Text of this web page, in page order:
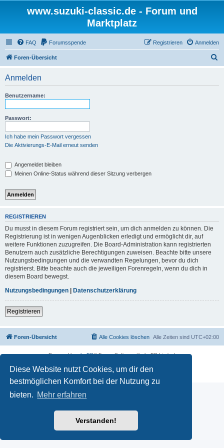
Diese Website nutzt Cookies, um dir den
bestmöglichen Komfort bei der Nutzung zu
bieten. Mehr erfahren
Verstanden!
www.suzuki-classic.de - Forum und
Marktplatz
FAQ Forumsspende Anmelden
Registrieren
Foren-Übersicht
Anmelden
Benutzername:
Passwort:
Ich habe mein Passwort vergessen
Die Aktivierungs-E-Mail erneut senden
Angemeldet bleiben
Meinen Online-Status während dieser Sitzung verbergen
REGISTRIEREN
Du musst in diesem Forum registriert sein, um dich anmelden zu können. Die
Registrierung ist in wenigen Augenblicken erledigt und ermöglicht dir, auf
weitere Funktionen zuzugreifen. Die Board-Administration kann registrierten
Benutzern auch zusätzliche Berechtigungen zuweisen. Beachte bitte unsere
Nutzungsbedingungen und die verwandten Regelungen, bevor du dich
registrierst. Bitte beachte auch die jeweiligen Forenregeln, wenn du dich in
diesem Board bewegst.
Nutzungsbedingungen | Datenschutzerklärung
Registrieren
Foren-Übersicht Alle Zeiten sind UTC+02:00
Alle Cookies löschen
Powered byphpBB® Forum Software © phpBB Limited
Datenschutz|Nutzungsbedingungen